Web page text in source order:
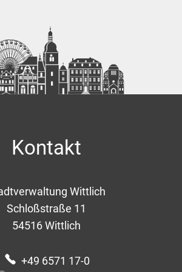
Kontakt
Wittlich
Schloßstraße 11
54516 Wittlich
+49 6571 17-0